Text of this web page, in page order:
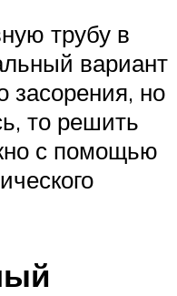
трубу в
вариант
засорения, но
то решить
с помощью